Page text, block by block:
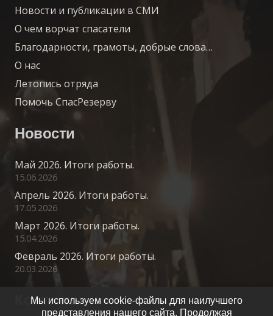
Новости и публикации в СМИ
О чем ворчат спасатели
Благодарности, грамоты, добрые слова…
О нас
Летопись отряда
Помочь СпасРезерву
Новости
Май 2026. Итоги работы.
15.06.2026
Апрель 2026. Итоги работы.
17.05.2026
Март 2026. Итоги работы.
15.04.2026
Февраль 2026. Итоги работы.
20.03.2026
Контакты
Мы используем cookie-файлы для наилучшего
представления нашего сайта. Продолжая